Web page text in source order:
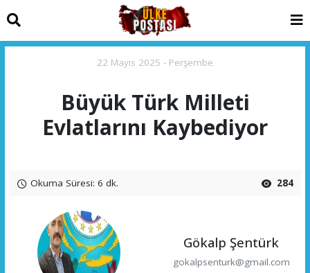
22 Mayıs 2025 - Perşembe
Büyük Türk Milleti
Evlatlarını Kaybediyor
Okuma Süresi: 6 dk. 284
Gökalp Şentürk
gokalpsenturk@gmail.com